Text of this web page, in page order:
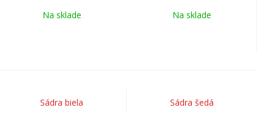
Na sklade Na sklade
Sádra biela Sádra šedá